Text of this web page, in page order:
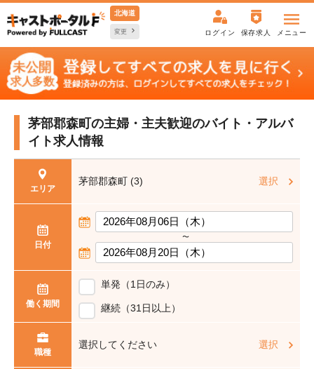
北海道
変更 ログイン 保存求人 メニュー
茅部郡森町の主婦・主夫歓迎のバイト・アルバ
イト求人情報
エリア
茅部郡森町 (3) 選択
日付
〜
働く期間
単発（1日のみ）
継続（31日以上）
職種
選択してください 選択